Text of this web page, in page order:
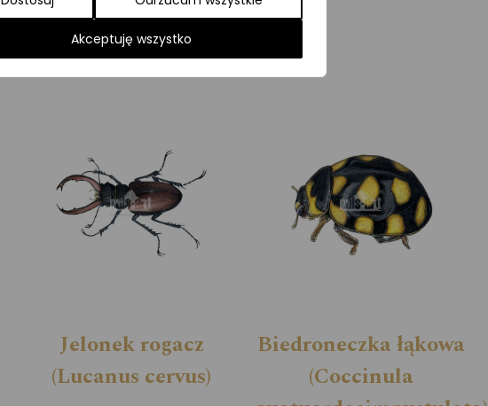
Akceptuję wszystko
Jelonek rogacz
(Lucanus cervus)
Biedroneczka łąkowa
(Coccinula